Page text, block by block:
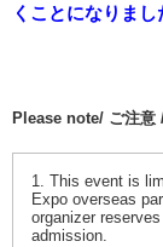
くことになりまし
Please note/ ご注意
1. This event is
Expo overseas
organizer
admission.